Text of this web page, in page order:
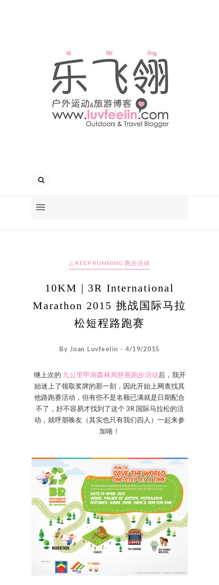
△ KEEP RUNNING 跑步活动
10KM | 3R International
Marathon 2015 挑战国际马拉
松短程路跑赛
By Joan Luvfeelin - 4/19/2015
继上次的 九公里甲洞森林局慈善跑步活动后，我开
始迷上了领取奖牌的那一刻，因此开始上网查找其
他路跑赛活动，但有些不是名额已满就是日期配合
不了，好不容易才找到了这个 3R 国际马拉松的活
动，就呼朋唤友（其实也只有我们四人）一起来参
加咯！